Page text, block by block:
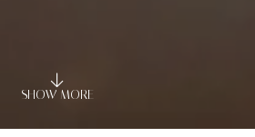
SHOW MORE